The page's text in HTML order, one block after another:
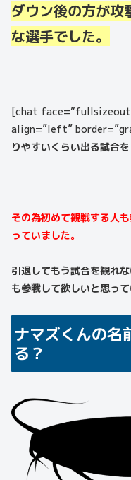
ダウン後の方が攻
な選手でした。
[chat
align=”left”
りやすいくらい出る試合
その為初めて観戦する人
っていました。
引退してもう試合を観れ
も参戦して欲しいと思って
ナマズくんの名
る？